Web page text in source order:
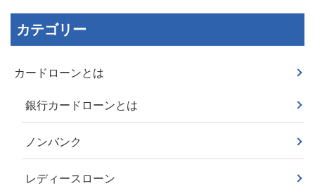
カテゴリー
カードローンとは
銀行カードローンとは
ノンバンク
レディースローン